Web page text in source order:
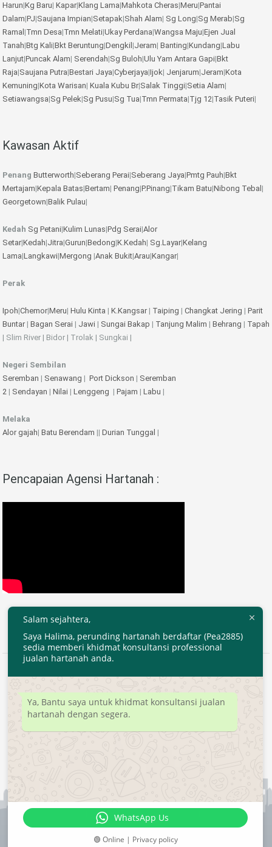
Harun|Kg Baru| Kapar|Klang Lama|Mahkota Cheras|Meru|Pantai
Dalam|PJ|Saujana Impian|Setapak|Shah Alam| Sg Long|Sg Merab|Sg
Ramal |Tmn Desa|Tmn Melati|Ukay Perdana|Wangsa Maju|Ejen Jual
Tanah|Btg Kali|Bkt Beruntung|Dengkil |Jeram| Banting|Kundang|Labu
Lanjut|Puncak Alam| Serendah|Sg Buloh|Ulu Yam Antara Gapi|Bkt
Raja|Saujana Putra|Bestari Jaya|Cyberjaya|Ijok| Jenjarum|Jeram|Kota
Kemuning|Kota Warisan| Kuala Kubu Br|Salak Tinggi|Setia Alam|
Setiawangsa|Sg Pelek|Sg Pusu|Sg Tua|Tmn Permata|Tjg 12|Tasik Puteri|
Kawasan Aktif
Penang Butterworth|Seberang Perai|Seberang Jaya|Pmtg Pauh|Bkt
Mertajam|Kepala Batas|Bertam| Penang|P.Pinang|Tikam Batu|Nibong Tebal |
Georgetown|Balik Pulau|
Kedah Sg Petani|Kulim Lunas|Pdg Serai|Alor
Setar|Kedah|Jitra|Gurun|Bedong|K.Kedah| Sg.Layar|Kelang
Lama|Langkawi|Mergong |Anak Bukit|Arau|Kangar|
Perak
Ipoh|Chemor|Meru| Hulu Kinta | K.Kangsar| Taiping | Changkat Jering | Parit
Buntar| Bagan Serai | Jawi | Sungai Bakap | Tanjung Malim | Behrang | Tapah
| Slim River | Bidor | Trolak | Sungkai |
Negeri Sembilan
Seremban | Senawang | Port Dickson | Seremban
2 | Sendayan | Nilai | Lenggeng | Pajam | Labu |
Melaka
Alor gajah| Batu Berendam || Durian Tunggal |
Pencapaian Agensi Hartanah :
2020 © EjenHartanahKL.com. All Right Reserved.
Developed byMyTranspro
Salam sejahtera,
Saya Halima, perunding hartanah berdaftar (Pea2885)
sedia memberi khidmat konsultansi professional
jualan hartanah anda.
Ya, Bantu saya untuk khidmat konsultansi jualan
hartanah dengan segera.
WhatsApp Us
🟢 Online | Privacy policy